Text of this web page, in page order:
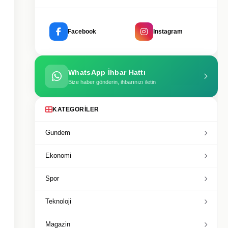
Facebook Instagram
WhatsApp İhbar Hattı
Bize haber gönderin, ihbarınızı iletin
KATEGORILER
Gundem
Ekonomi
Spor
Teknoloji
Magazin